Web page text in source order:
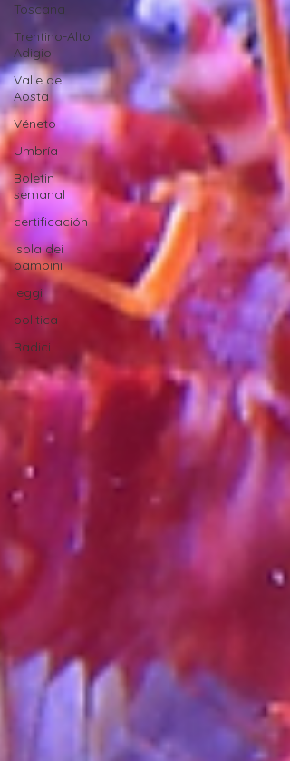
Toscana
Trentino-Alto
Adigio
Valle de
Aosta
Véneto
Umbría
Boletin
semanal
certificación
Isola dei
bambini
leggi
politica
Radici